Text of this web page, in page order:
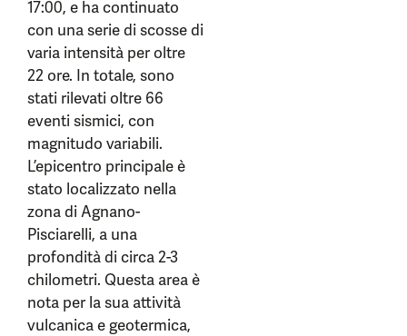
17:00, e ha continuato
con una serie di scosse di
varia intensità per oltre
22 ore. In totale, sono
stati rilevati oltre 66
eventi sismici, con
magnitudo variabili.
L’epicentro principale è
stato localizzato nella
zona di Agnano-
Pisciarelli, a una
profondità di circa 2-3
chilometri. Questa area è
nota per la sua attività
vulcanica e geotermica,